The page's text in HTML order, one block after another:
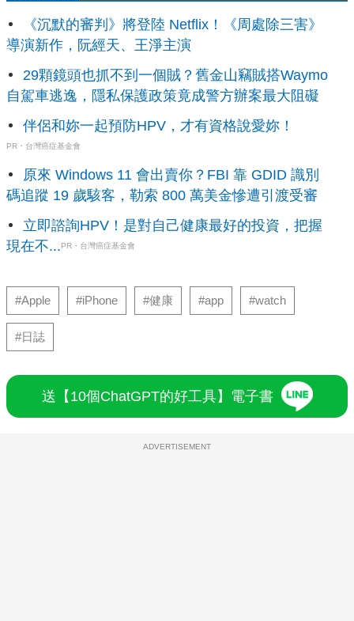
《沉默的審判》將登陸 Netflix！《周處除三害》
導演新作，阮經天、王淨主演
29顆鏡頭也抓不到一個賊？舊金山竊賊搭Waymo
自駕車逃逸，隱私保護政策竟成警方辦案最大阻礙
伴侶和妳一起預防HPV，才有資格說愛妳！
PR・台灣癌症基金會
原來 Windows 11 會出賣你？FBI 靠 GDID 識別
碼追蹤 19 歲駭客，勒索 800 萬美金慘遭引渡受審
立即諮詢HPV！是對自己健康最好的投資，把握
現在不...PR・台灣癌症基金會
#Apple #iPhone #健康 #app #watch
#日誌
送【10個ChatGPT的好工具】電子書
ADVERTISEMENT